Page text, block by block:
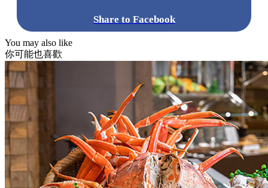
Share to Facebook
You may also like
你可能也喜歡